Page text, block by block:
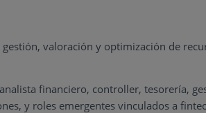
valoración y optimización de
financiero, controller, tesorería,
y roles emergentes vinculados a